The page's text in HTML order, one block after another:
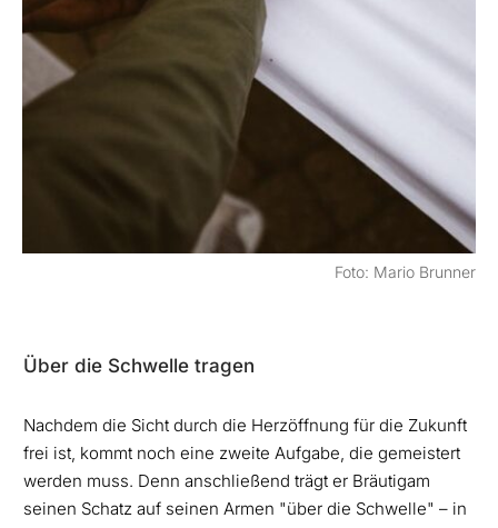
Foto: Mario Brunner
Über die Schwelle tragen
Nachdem die Sicht durch die Herzöffnung für die Zukunft
frei ist, kommt noch eine zweite Aufgabe, die gemeistert
werden muss. Denn anschließend trägt er Bräutigam
seinen Schatz auf seinen Armen "über die Schwelle" – in